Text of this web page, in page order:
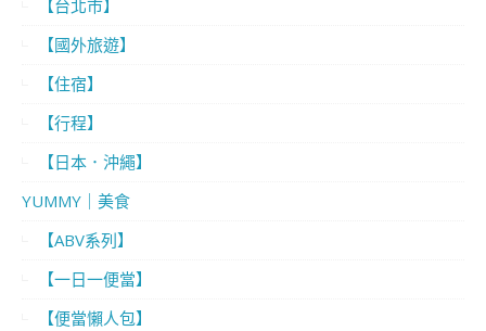
【台北市】
【國外旅遊】
【住宿】
【行程】
【日本．沖繩】
YUMMY｜美食
【ABV系列】
【一日一便當】
【便當懶人包】